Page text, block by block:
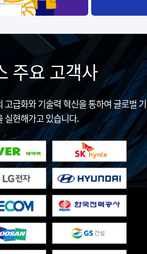
주요 고객사
고급화와 기술력 혁신을 통하여 글로벌 기
실현해가고 있습니다.